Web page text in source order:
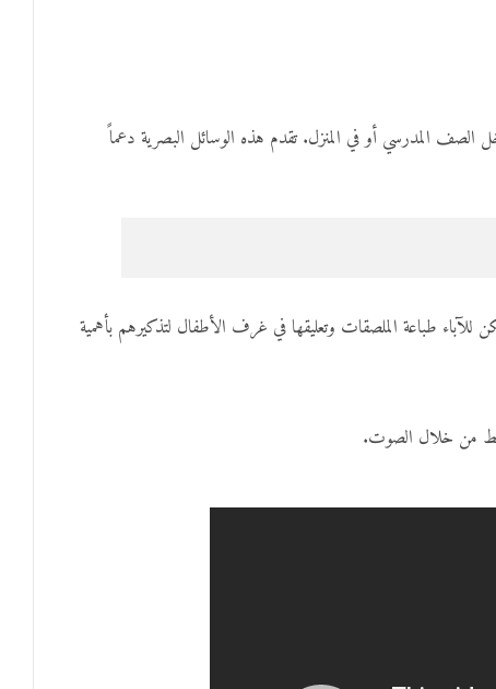
الصف المدرسي أو في المنزل. تقدم هذه الوسائل البصرية دعماً
طباعة الملصقات وتعليقها في غرف الأطفال لتذكيرهم بأهمية
من خلال الصوت.